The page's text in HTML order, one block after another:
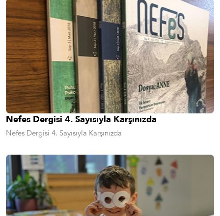
Nefes Dergisi 4. Sayısıyla Karşınızda
Nefes Dergisi 4. Sayısıyla Karşınızda